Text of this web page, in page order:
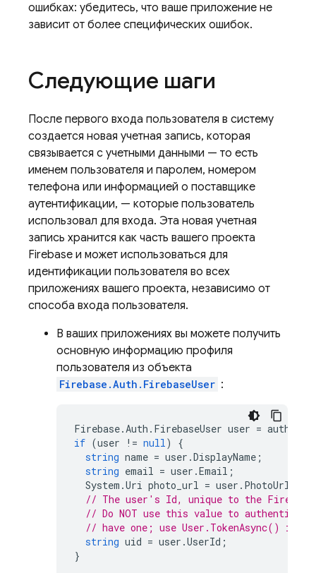
ошибках: убедитесь, что ваше приложение не
зависит от более специфических ошибок.
Следующие шаги
После первого входа пользователя в систему
создается новая учетная запись, которая
связывается с учетными данными — то есть
именем пользователя и паролем, номером
телефона или информацией о поставщике
аутентификации, — которые пользователь
использовал для входа. Эта новая учетная
запись хранится как часть вашего проекта
Firebase и может использоваться для
идентификации пользователя во всех
приложениях вашего проекта, независимо от
способа входа пользователя.
В ваших приложениях вы можете получить
основную информацию профиля
пользователя из объекта
Firebase.Auth.FirebaseUser :
Firebase.Auth . FirebaseUser user = auth
if (user != null)
{
string name = user .DisplayName ;
string email = user .Email ;
System .Uri photo_url = user . PhotoUrl
// The user's Id, unique to the
// Do NOT use this value to
// have one; use User.TokenAsync()
string uid = user .UserId ;
}